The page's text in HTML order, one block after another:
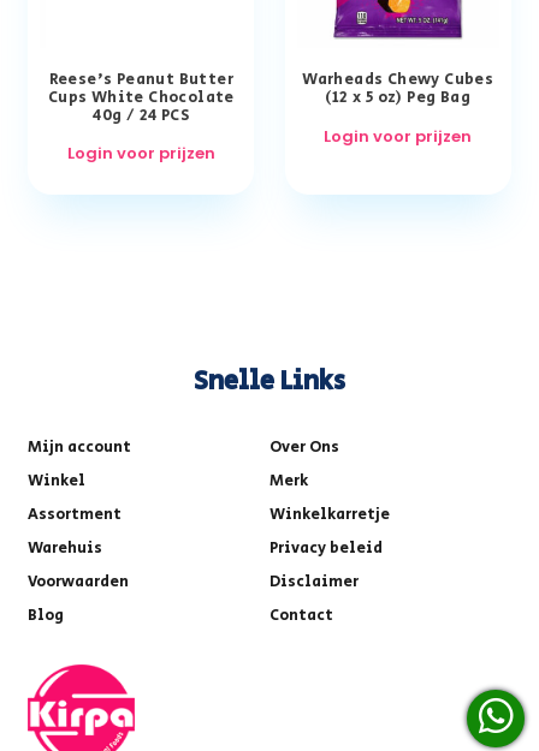
Reese’s Peanut Butter
Cups White Chocolate
40g / 24 PCS
Login voor prijzen
Warheads Chewy Cubes
(12 x 5 oz) Peg Bag
Login voor prijzen
Snelle Links
Mijn account
Over Ons
Winkel
Merk
Assortment
Winkelkarretje
Warehuis
Privacy beleid
Voorwaarden
Disclaimer
Blog
Contact